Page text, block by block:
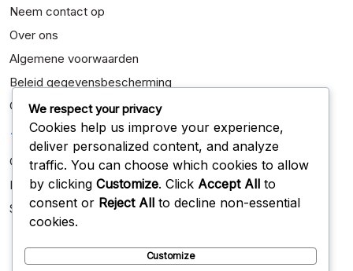
Neem contact op
Over ons
Algemene voorwaarden
Beleid gegevensbescherming
Cookiebeleid
Categorieën
Carrière Hoogtepunten
Internationale Prestaties
Spelersbiografieën
We respect your privacy
Cookies help us improve your experience,
deliver personalized content, and analyze
traffic. You can choose which cookies to allow
by clicking Customize. Click Accept All to
consent or Reject All to decline non-essential
cookies.
Customize